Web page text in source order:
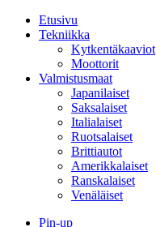
Etusivu
Tekniikka
Kytkentäkaaviot
Moottorit
Valmistusmaat
Japanilaiset
Saksalaiset
Italialaiset
Ruotsalaiset
Brittiautot
Amerikkalaiset
Ranskalaiset
Venäläiset
Pin-up